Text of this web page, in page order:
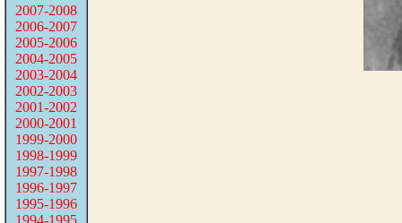
2007-2008
2006-2007
2005-2006
2004-2005
2003-2004
2002-2003
2001-2002
2000-2001
1999-2000
1998-1999
1997-1998
1996-1997
1995-1996
1994-1995